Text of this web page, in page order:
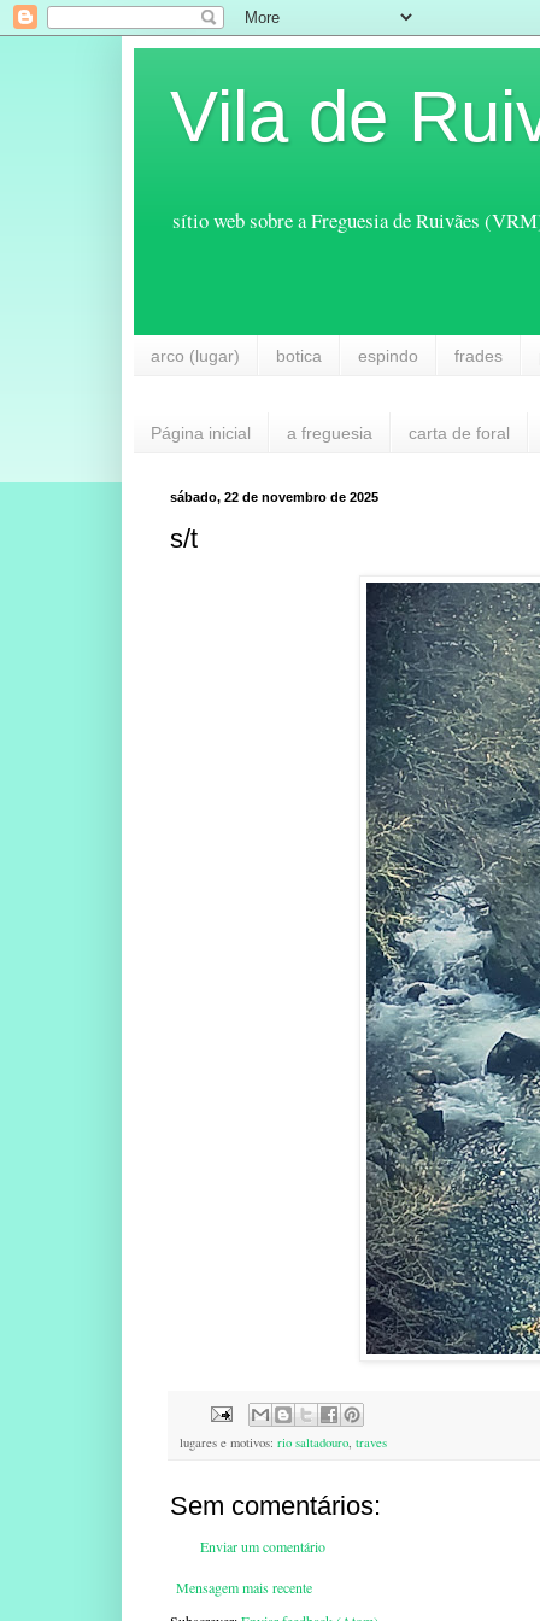
Vila de
sítio web sobre a Freguesia de Ruivães
arco (lugar) botica espindo frades
Página inicial a freguesia carta de foral
sábado, 22 de novembro de 2025
s/t
lugares e motivos: rio saltadouro, traves
Sem comentários:
Enviar um comentário
Mensagem mais recente